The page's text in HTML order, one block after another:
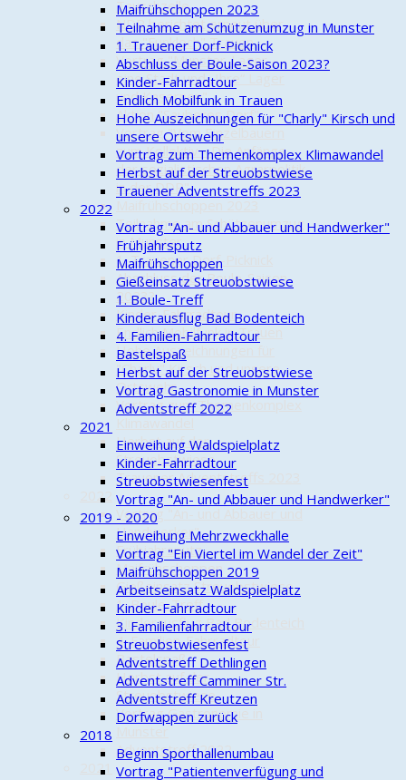
Tauschzelle
NDR berichtet erneut über
das "Funkloch" Trauen
Vortrag "Munster-Lager –
eine Stadt und „Ihre“ Lager
und Kasernen"
Aktion "Sauberes Dorf"
Vortrag "Vom Einzelbauern
zum Kollektiv - Die Anfänge
der sozialistischen Agrarpolitik
in der DDR"
Teilnahme am Schützenumzug
in Munster
1. Trauener Dorf-Picknick
Abschluss der Boule-Saison
2023?
Kinder-Fahrradtour
Endlich Mobilfunk in Trauen
Hohe Auszeichnungen für
"Charly" Kirsch und unsere
Ortswehr
Vortrag zum Themenkomplex
Herbst auf der
Streuobstwiese
Trauener Adventstreffs 2023
2022
Vortrag "An- und Abbauer und
Handwerker"
Frühjahrsputz
Maifrühschoppen
Gießeinsatz Streuobstwiese
1. Boule-Treff
Kinderausflug Bad Bodenteich
4. Familien-Fahrradtour
Bastelspaß
Herbst auf der
Streuobstwiese
Vortrag Gastronomie in
Munster
Adventstreff 2022
2021
Maifrühschoppen 2023
Teilnahme am Schützenumzug in Munster
1. Trauener Dorf-Picknick
Abschluss der Boule-Saison 2023?
Kinder-Fahrradtour
Endlich Mobilfunk in Trauen
Hohe Auszeichnungen für "Charly" Kirsch und
unsere Ortswehr
Vortrag zum Themenkomplex Klimawandel
Herbst auf der Streuobstwiese
Trauener Adventstreffs 2023
2022
Vortrag "An- und Abbauer und Handwerker"
Frühjahrsputz
Maifrühschoppen
Gießeinsatz Streuobstwiese
1. Boule-Treff
Kinderausflug Bad Bodenteich
4. Familien-Fahrradtour
Bastelspaß
Herbst auf der Streuobstwiese
Vortrag Gastronomie in Munster
Adventstreff 2022
2021
Einweihung Waldspielplatz
Kinder-Fahrradtour
Streuobstwiesenfest
Vortrag "An- und Abbauer und Handwerker"
2019 - 2020
Einweihung Mehrzweckhalle
Vortrag "Ein Viertel im Wandel der Zeit"
Maifrühschoppen 2019
Arbeitseinsatz Waldspielplatz
Kinder-Fahrradtour
3. Familienfahrradtour
Streuobstwiesenfest
Adventstreff Dethlingen
Adventstreff Camminer Str.
Adventstreff Kreutzen
Dorfwappen zurück
2018
Beginn Sporthallenumbau
Vortrag "Patientenverfügung und